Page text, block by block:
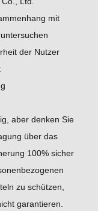
mit
der Nutzer
aber denken Sie
über das
100% sicher
zu schützen,
garantieren.